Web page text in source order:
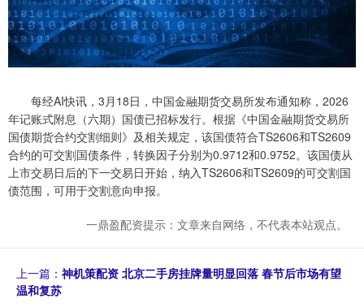
每经AI快讯，3月18日，中国金融期货交易所发布通知称，2026
年记账式附息（六期）国债已招标发行。根据《中国金融期货交易所
国债期货合约交割细则》及相关规定，该国债符合TS2606和TS2609
合约的可交割国债条件，转换因子分别为0.9712和0.9752。该国债从
上市交易日后的下一交易日开始，纳入TS2606和TS2609的可交割国
债范围，可用于交割意向申报。
一鼎盈配资提示：文章来自网络，不代表本站观点。
上一篇： 神机策配资 北京二手房挂牌量明显回落 春节后市场有望
温和复苏